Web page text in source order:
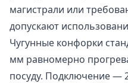
магистрали или
допускают
Чугунные конфорки
мм равномерно
посуду. Подключение —